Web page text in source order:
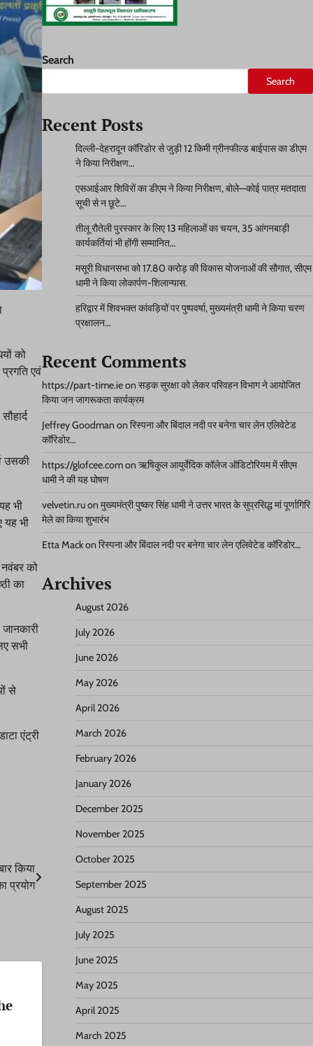
को
एवं
उसकी
भी
यह भी
को
का
सभी
से
एंट्री
किया
प्रयोग
Search
Search
Recent Posts
दिल्ली-देहरादून कॉरिडोर से जुड़ी 12 किमी ग्रीनफील्ड बाईपास का डीएम
ने किया निरीक्षण…
एसआईआर शिविरों का डीएम ने किया निरीक्षण, बोले—कोई पात्र मतदाता
सूची से न छूटे…
तीलू रौतेली पुरस्कार के लिए 13 महिलाओं का चयन, 35 आंगनबाड़ी
कार्यकर्तियां भी होंगी सम्मानित…
मसूरी विधानसभा को 17.80 करोड़ की विकास योजनाओं की सौगात, सीएम
धामी ने किया लोकार्पण-शिलान्यास.
हरिद्वार में शिवभक्त कांवड़ियों पर पुष्पवर्षा, मुख्यमंत्री धामी ने किया चरण
प्रक्षालन…
Recent Comments
https://part-time.ieonसड़क सुरक्षा को लेकर परिवहन विभाग ने आयोजित
किया जन जागरूकता कार्यक्रम
Jeffrey Goodmanonरिस्पना और बिंदाल नदी पर बनेगा चार लेन एलिवेटेड
कॉरिडोर…
https://glofcee.comonऋषिकुल आयुर्वेदिक कॉलेज ऑडिटोरियम में सीएम
धामी ने की यह घोषण
velvetin.ruonमुख्यमंत्री पुष्कर सिंह धामी ने उत्तर भारत के सुप्रसिद्ध मां पूर्णागिरि
मेले का किया शुभारंभ
Etta Mackonरिस्पना और बिंदाल नदी पर बनेगा चार लेन एलिवेटेड कॉरिडोर…
Archives
August 2026
July 2026
June 2026
May 2026
April 2026
March 2026
February 2026
January 2026
December 2025
November 2025
October 2025
September 2025
August 2025
July 2025
June 2025
May 2025
April 2025
March 2025